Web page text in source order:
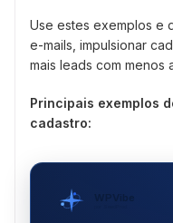
Use estes exemplos e
e-mails, impulsionar
mais leads com menos
Principais exemplos
cadastro:
WPVibe